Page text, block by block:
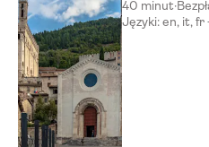
40 minut·
Języki: en, it, fr